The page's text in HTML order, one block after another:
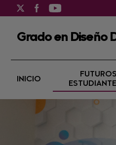
Grado en Diseño
INICIO
FUTUROS